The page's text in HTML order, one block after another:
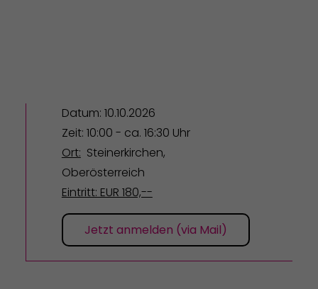
Datum: 10.10.2026
Zeit: 10:00 - ca. 16:30 Uhr
Ort: Steinerkirchen,
Oberösterreich
Eintritt: EUR 180,--
Jetzt anmelden (via Mail)